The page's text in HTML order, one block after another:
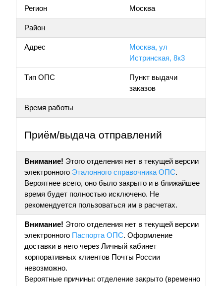
Регион Москва
Район
Адрес
Москва, ул
Истринская, 8к3
Тип ОПС
Пункт выдачи
заказов
Время работы
Приём/выдача отправлений
Внимание! Этого отделения нет в текущей версии
электронного Эталонного справочника ОПС.
Вероятнее всего, оно было закрыто и в ближайшее
время будет полностью исключено. Не
рекомендуется пользоваться им в расчетах.
Внимание! Этого отделения нет в текущей версии
электронного Паспорта ОПС. Оформление
доставки в него через Личный кабинет
корпоративных клиентов Почты России
невозможно.
Вероятные причины: отделение закрыто (временно